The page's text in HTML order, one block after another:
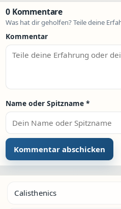
0 Kommentare
Was hat dir geholfen? Teile deine
Kommentar
Name oder Spitzname *
Calisthenics